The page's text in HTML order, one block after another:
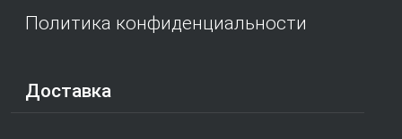
Политика конфиденциальности
Доставка